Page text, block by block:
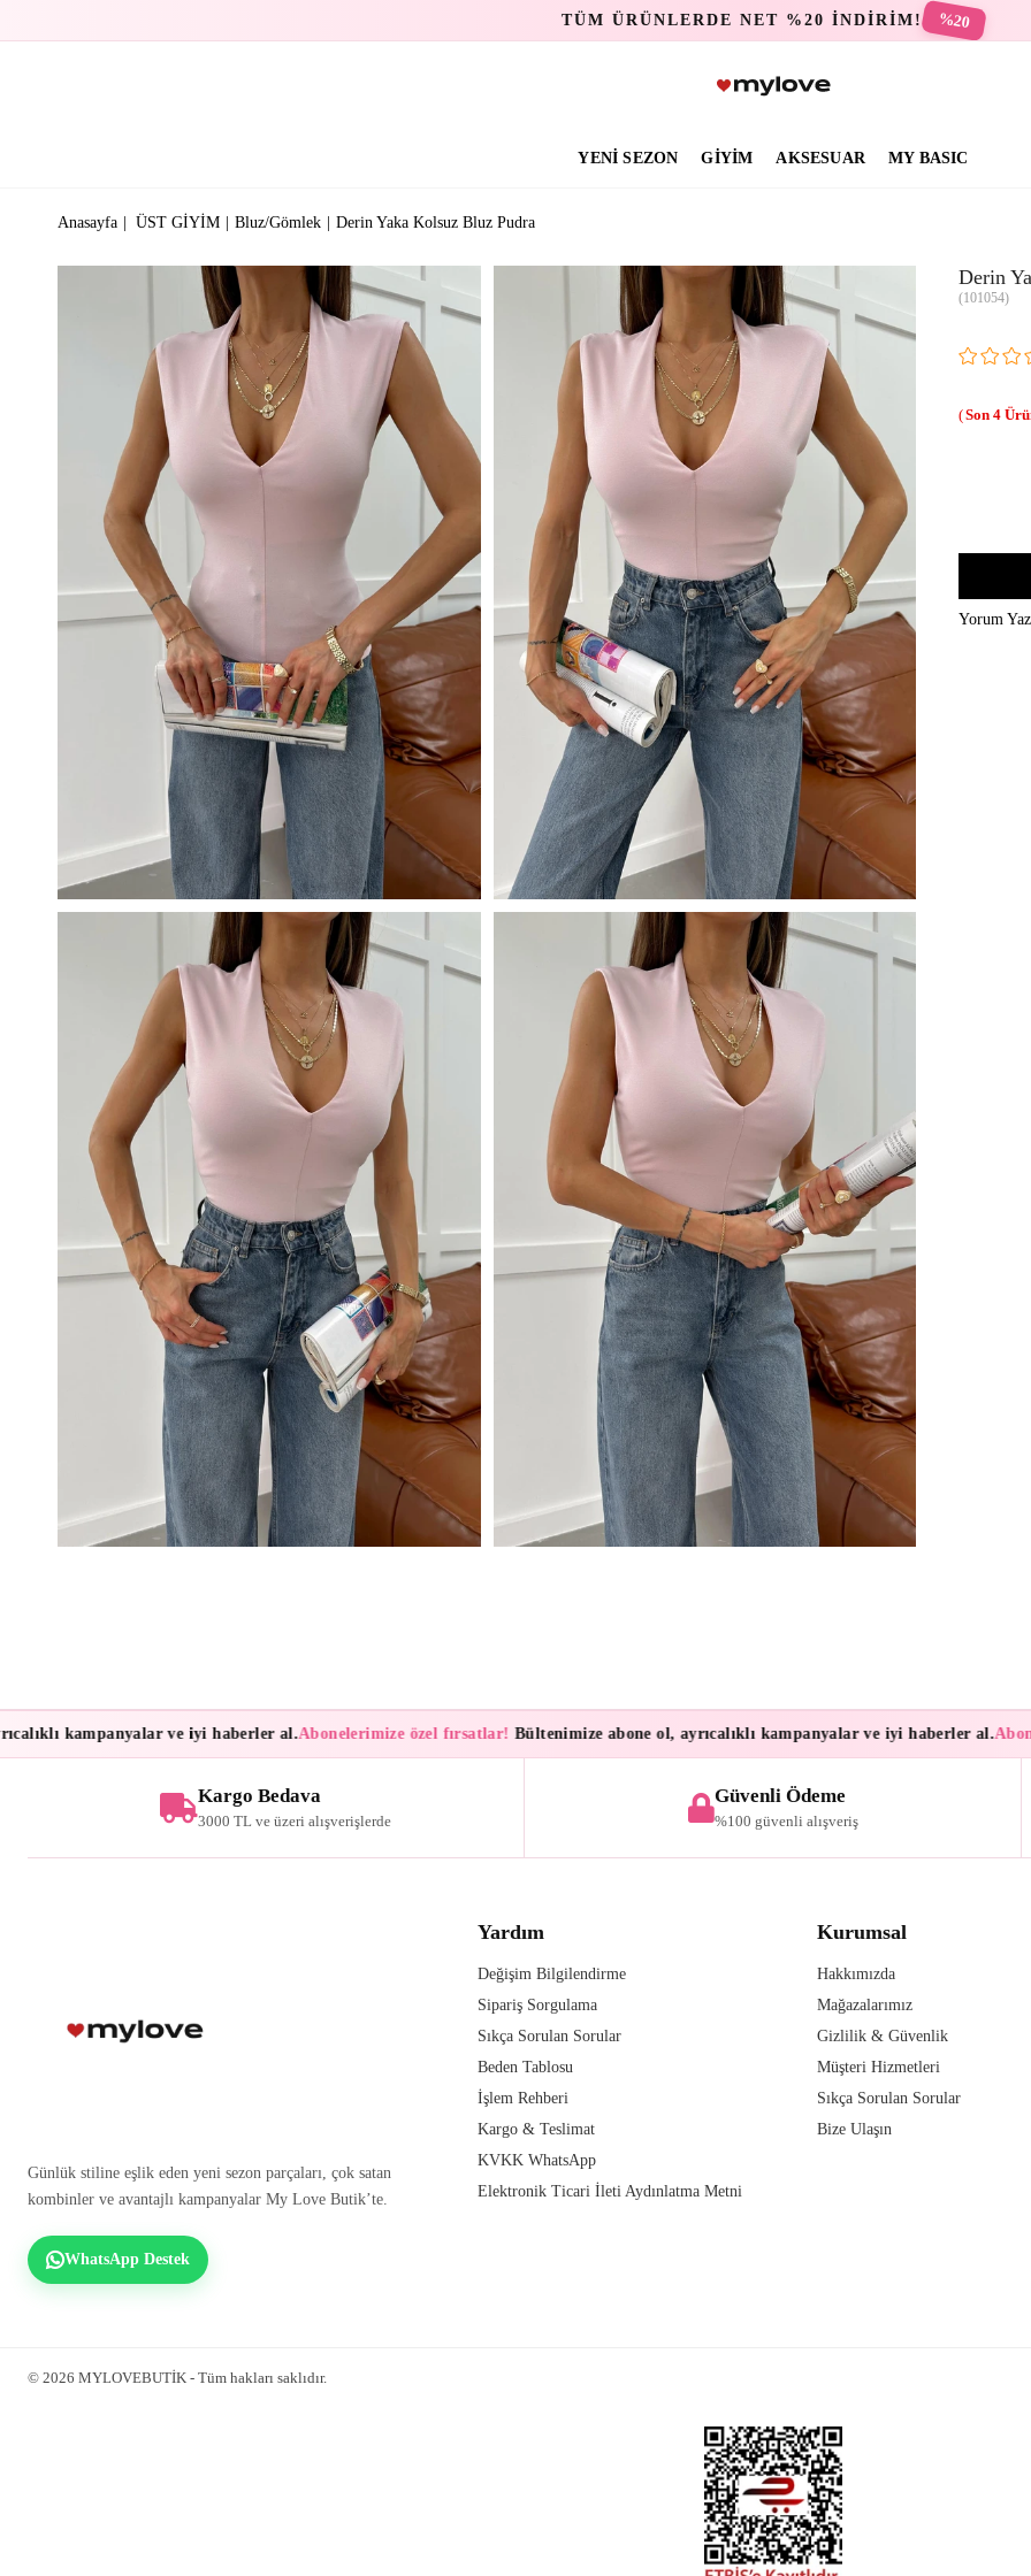
TÜM ÜRÜNLERDE NET %20 İNDİRİM! %20
YENİ SEZON GİYİM AKSESUAR MY BASIC
Anasayfa ÜST GİYİM Bluz/Gömlek Derin Yaka Kolsuz Bluz Pudra
Derin
(101054)
4
Yorum Yaz
kampanyalar ve iyi haberler al. Abonelerimize özel fırsatlar!Bültenimize abone ol, ayrıcalıklı kampanyalar ve iyi haberler al.
Kargo Bedava
3000 TL ve üzeri alışverişlerde
Güvenli Ödeme
%100 güvenli alışveriş
Günlük stiline eşlik eden yeni sezon parçaları, çok satan
kombinler ve avantajlı kampanyalar My Love Butik’te.
WhatsApp Destek
Yardım
Değişim Bilgilendirme
Sipariş Sorgulama
Sıkça Sorulan Sorular
Beden Tablosu
İşlem Rehberi
Kargo & Teslimat
KVKK WhatsApp
Elektronik Ticari İleti Aydınlatma Metni
Kurumsal
Hakkımızda
Mağazalarımız
Gizlilik & Güvenlik
Müşteri Hizmetleri
Sıkça Sorulan Sorular
Bize Ulaşın
© 2026 MYLOVEBUTİK - Tüm hakları saklıdır.